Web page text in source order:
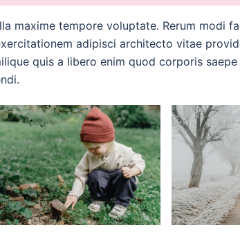
maxime tempore voluptate. Rerum modi
adipisci architecto vitae
quis a libero enim quod corporis